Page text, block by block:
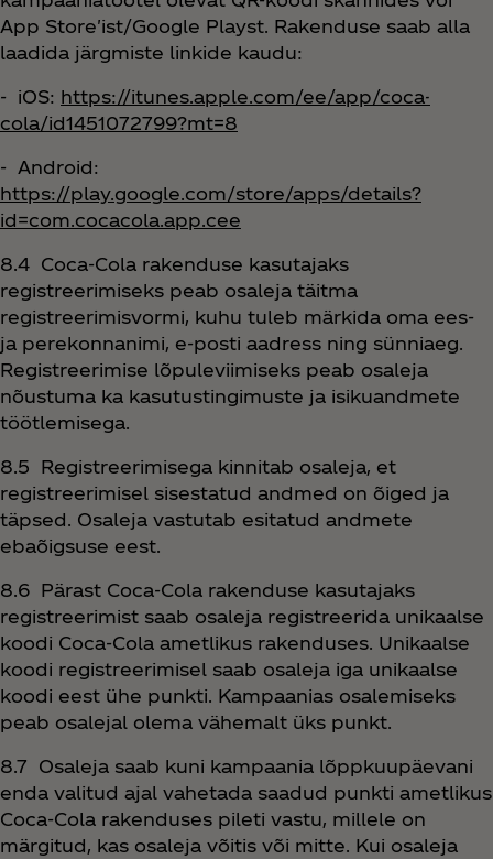
App Store'ist/Google Playst. Rakenduse saab alla
laadida järgmiste linkide kaudu:
- iOS: https://itunes.apple.com/ee/app/coca-
cola/id1451072799?mt=8
- Android:
https://play.google.com/store/apps/details?
id=com.cocacola.app.cee
8.4 Coca‑Cola rakenduse kasutajaks
registreerimiseks peab osaleja täitma
registreerimisvormi, kuhu tuleb märkida oma ees-
ja perekonnanimi, e-posti aadress ning sünniaeg.
Registreerimise lõpuleviimiseks peab osaleja
nõustuma ka kasutustingimuste ja isikuandmete
töötlemisega.
8.5 Registreerimisega kinnitab osaleja, et
registreerimisel sisestatud andmed on õiged ja
täpsed. Osaleja vastutab esitatud andmete
ebaõigsuse eest.
8.6 Pärast Coca‑Cola rakenduse kasutajaks
registreerimist saab osaleja registreerida unikaalse
koodi Coca‑Cola ametlikus rakenduses. Unikaalse
koodi registreerimisel saab osaleja iga unikaalse
koodi eest ühe punkti. Kampaanias osalemiseks
peab osalejal olema vähemalt üks punkt.
8.7 Osaleja saab kuni kampaania lõppkuupäevani
enda valitud ajal vahetada saadud punkti ametlikus
Coca‑Cola rakenduses pileti vastu, millele on
märgitud, kas osaleja võitis või mitte. Kui osaleja